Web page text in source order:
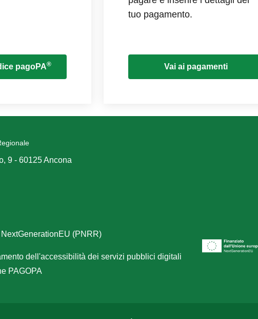
pagoPA®
tuo pagamento.
Vai ai pagamenti
9 - 60125 Ancona
(PNRR)
dell'accessibilità dei servizi pubblici digitali
PAGOPA